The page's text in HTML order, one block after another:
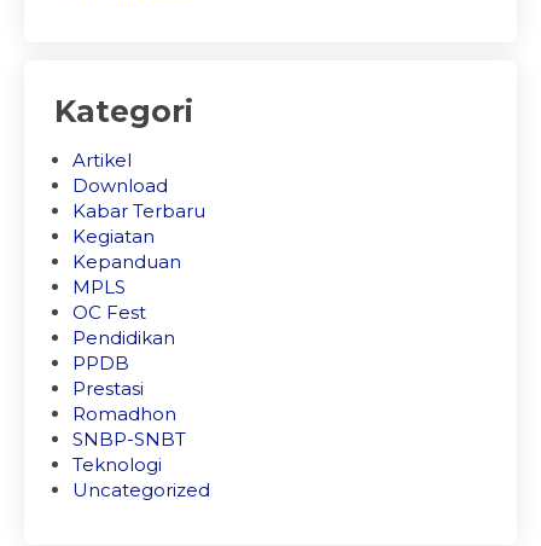
Kategori
Artikel
Download
Kabar Terbaru
Kegiatan
Kepanduan
MPLS
OC Fest
Pendidikan
PPDB
Prestasi
Romadhon
SNBP-SNBT
Teknologi
Uncategorized